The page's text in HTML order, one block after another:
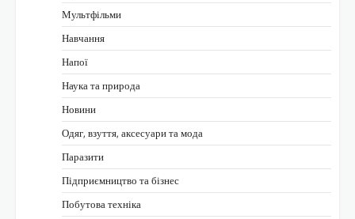
Мультфільми
Навчання
Напої
Наука та природа
Новини
Одяг, взуття, аксесуари та мода
Паразити
Підприємництво та бізнес
Побутова техніка